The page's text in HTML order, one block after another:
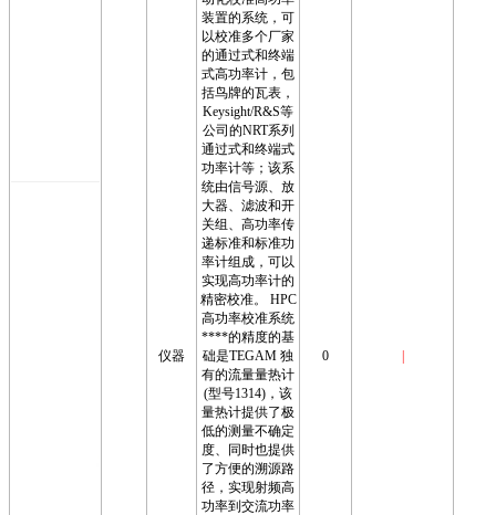
仪器
装置的系统，可
以校准多个厂家
的通过式和终端
式高功率计，包
括鸟牌的瓦表，
Keysight/R&S等
公司的NRT系列
通过式和终端式
功率计等；该系
统由信号源、放
大器、滤波和开
关组、高功率传
递标准和标准功
率计组成，可以
实现高功率计的
精密校准。 HPC
高功率校准系统
****的精度的基
础是TEGAM 独
有的流量量热计
(型号1314)，该
量热计提供了极
低的测量不确定
度、同时也提供
了方便的溯源路
径，实现射频高
功率到交流功率
0 |